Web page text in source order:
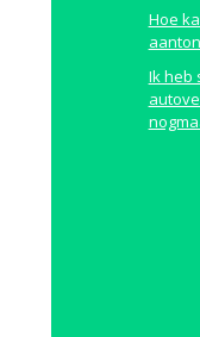
Hoe
Ik heb